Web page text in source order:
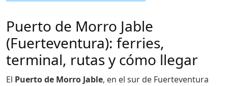
Puerto de Morro Jable
(Fuerteventura): ferries,
terminal, rutas y cómo llegar
El Puerto de Morro Jable, en el sur de Fuerteventura